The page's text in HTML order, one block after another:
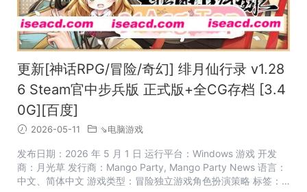
更新[神话RPG/冒险/奇幻] 绯月仙行录 v1.28
6 Steam官中步兵版 正式版+全CG存档 [3.4
0G][百度]
2026-05-11 ⇘电脑游戏
发布日期：2026 年 5 月 1 日 运行平台：Windows 游戏 开发
商：月光草 发行商：Mango Party, Mango Party News 语言：
中文、简体中文 游戏类型：冒险独立游戏角色扮演策略 标签：